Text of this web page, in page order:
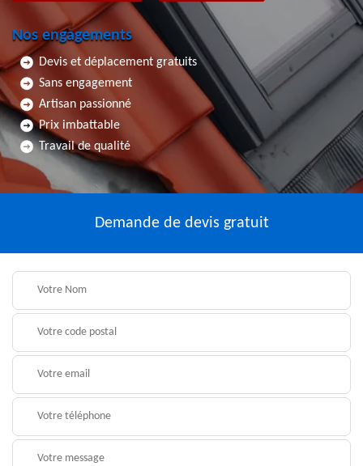
Nos engagements
Devis et déplacement gratuits
Sans engagement
Artisan passionné
Prix imbattable
Travail de qualité
Demande de devis gratuit